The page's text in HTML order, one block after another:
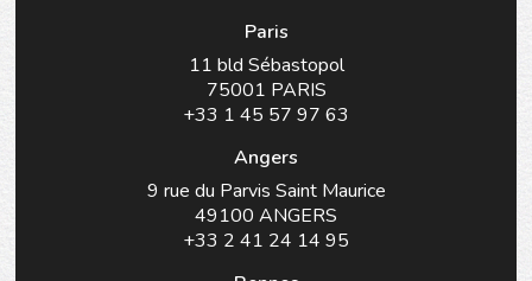
Paris
11 bld Sébastopol
75001 PARIS
+33 1 45 57 97 63
Angers
9 rue du Parvis Saint Maurice
49100 ANGERS
+33 2 41 24 14 95